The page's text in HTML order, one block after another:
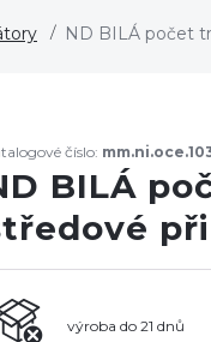
ND BILÁ počet
číslo:
BILÁ
výroba do 21 dnů